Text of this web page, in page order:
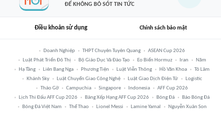
ĐỂ KHÔNG BỎ SÓT TIN TỨC
Điều khoản sử dụng Chính sách bảo mật
Doanh Nghiệp THPT Chuyên Tuyên Quang
ASEAN Cup 2026
Luật Phát Triển Đô Thị
Bộ Giáo Dục Và Đào Tạo Eo Biển Hormuz Iran
Năm
Hạ Tầng
Liên Bang Nga Phương Tiện Luật Viễn Thông Hồ Văn Khoa
Tô Lâm
Khánh Sky
Luật Chuyển Giao Công Nghệ Luật Giao Dịch Điện Tử
Logistic
Tháo Gỡ
Campuchia Singapore Indonesia
AFF Cup 2026
Lịch Thi Đấu AFF Cup 2026
Bảng Xếp Hạng AFF Cup 2026 Bóng Đá
Báo Bóng Đá
Bóng Đá Việt Nam
Thể Thao Lionel Messi Lamine Yamal Nguyễn Xuân Son